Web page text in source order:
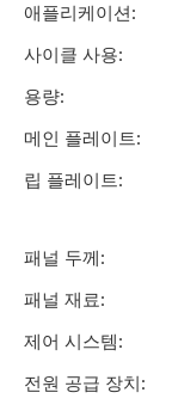
애플리케이션:
사이클 사용:
용량:
메인 플레이트:
립 플레이트:
패널 두께:
패널 재료:
제어 시스템:
전원 공급 장치: